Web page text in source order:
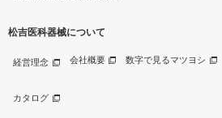
松吉医科器械について
経営理念 会社概要 数字で見るマツヨシ
カタログ